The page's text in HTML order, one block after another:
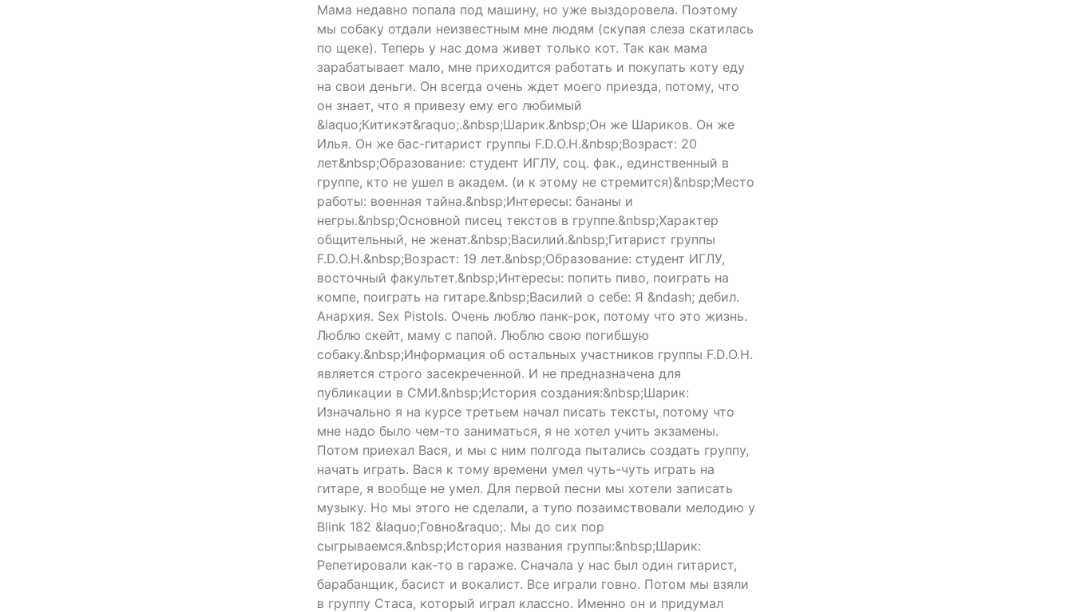
Мама недавно попала под машину, но уже выздоровела. Поэтому
мы собаку отдали неизвестным мне людям (скупая слеза скатилась
по щеке). Теперь у нас дома живет только кот. Так как мама
зарабатывает мало, мне приходится работать и покупать коту еду
на свои деньги. Он всегда очень ждет моего приезда, потому, что
он знает, что я привезу ему его любимый
&laquo;Китикэт&raquo;.&nbsp;Шарик.&nbsp;Он же Шариков. Он же
Илья. Он же бас-гитарист группы F.D.O.H.&nbsp;Возраст: 20
лет&nbsp;Образование: студент ИГЛУ, соц. фак., единственный в
группе, кто не ушел в академ. (и к этому не стремится)&nbsp;Место
работы: военная тайна.&nbsp;Интересы: бананы и
негры.&nbsp;Основной писец текстов в группе.&nbsp;Характер
общительный, не женат.&nbsp;Василий.&nbsp;Гитарист группы
F.D.O.H.&nbsp;Возраст: 19 лет.&nbsp;Образование: студент ИГЛУ,
восточный факультет.&nbsp;Интересы: попить пиво, поиграть на
компе, поиграть на гитаре.&nbsp;Василий о себе: Я &ndash; дебил.
Анархия. Sex Pistols. Очень люблю панк-рок, потому что это жизнь.
Люблю скейт, маму с папой. Люблю свою погибшую
собаку.&nbsp;Информация об остальных участников группы F.D.O.H.
является строго засекреченной. И не предназначена для
публикации в СМИ.&nbsp;История создания:&nbsp;Шарик:
Изначально я на курсе третьем начал писать тексты, потому что
мне надо было чем-то заниматься, я не хотел учить экзамены.
Потом приехал Вася, и мы с ним полгода пытались создать группу,
начать играть. Вася к тому времени умел чуть-чуть играть на
гитаре, я вообще не умел. Для первой песни мы хотели записать
музыку. Но мы этого не сделали, а тупо позаимствовали мелодию у
Blink 182 &laquo;Говно&raquo;. Мы до сих пор
сыгрываемся.&nbsp;История названия группы:&nbsp;Шарик:
Репетировали как-то в гараже. Сначала у нас был один гитарист,
барабанщик, басист и вокалист. Все играли говно. Потом мы взяли
в группу Стаса, который играл классно. Именно он и придумал